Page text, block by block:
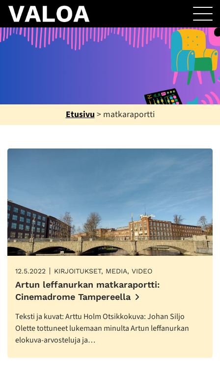
Etusivu > matkaraportti
12.5.2022 KIRJOITUKSET, MEDIA, VIDEO
Artun leffanurkan matkaraportti:
Cinemadrome Tampereella
Teksti ja kuvat: Arttu Holm Otsikkokuva: Johan Siljo
Olette tottuneet lukemaan minulta Artun leffanurkan
elokuva-arvosteluja ja…